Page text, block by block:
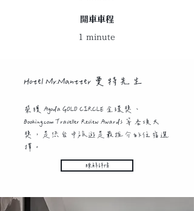
開車車程
1 minute
Hotel Mr.Mantter 曼特先生
榮獲 Agoda GOLD CIRCLE 金環獎、
Booking.com Traveller Review Awards 等各項大
獎，是您台中旅遊是最推介的住宿選
擇。
瞭解詳情